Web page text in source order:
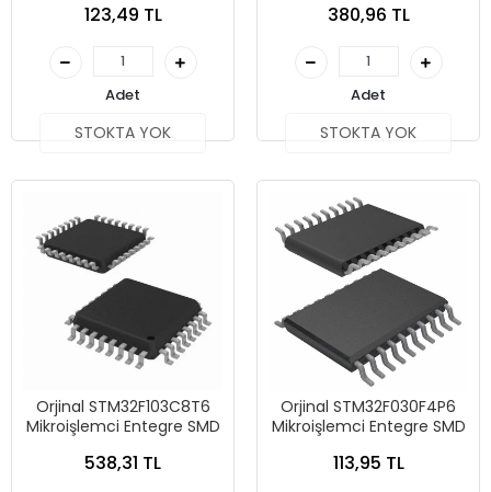
123,49 TL
Adet
STOKTA YOK
380,96 TL
Adet
STOKTA YOK
Orjinal STM32F103C8T6
Mikroişlemci Entegre SMD
538,31 TL
Orjinal STM32F030F4P6
Mikroişlemci Entegre SMD
113,95 TL